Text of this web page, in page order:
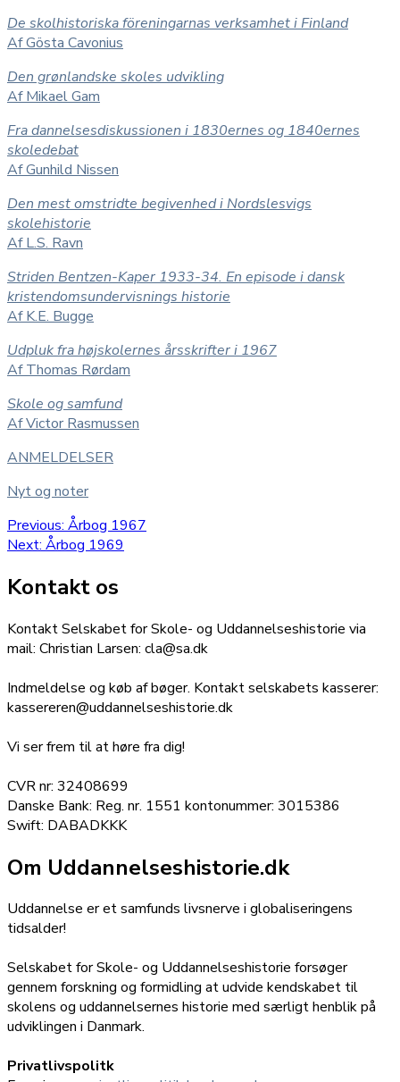
De skolhistoriska föreningarnas verksamhet i Finland
Af Gösta Cavonius
Den grønlandske skoles udvikling
Af Mikael Gam
Fra dannelsesdiskussionen i 1830ernes og 1840ernes
skoledebat
Af Gunhild Nissen
Den mest omstridte begivenhed i Nordslesvigs
skolehistorie
Af L.S. Ravn
Striden Bentzen-Kaper 1933-34. En episode i dansk
kristendomsundervisnings historie
Af K.E. Bugge
Udpluk fra højskolernes årsskrifter i 1967
Af Thomas Rørdam
Skole og samfund
Af Victor Rasmussen
ANMELDELSER
Nyt og noter
Indlægsnavigation
Previous: Previous
post:
Årbog 1967
Next: Next
Årbog 1969
Kontakt os
Kontakt Selskabet for Skole- og Uddannelseshistorie via
mail: Christian Larsen: cla@sa.dk
Indmeldelse og køb af bøger. Kontakt selskabets kasserer:
kassereren@uddannelseshistorie.dk
Vi ser frem til at høre fra dig!
CVR nr: 32408699
Danske Bank: Reg. nr. 1551 kontonummer: 3015386
Swift: DABADKKK
Om Uddannelseshistorie.dk
Uddannelse er et samfunds livsnerve i globaliseringens
tidsalder!
Selskabet for Skole- og Uddannelseshistorie forsøger
gennem forskning og formidling at udvide kendskabet til
skolens og uddannelsernes historie med særligt henblik på
udviklingen i Danmark.
Privatlivspolitk